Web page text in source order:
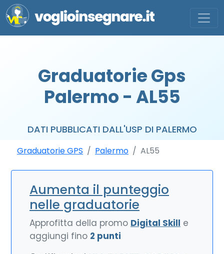
Graduatorie Gps
Palermo - AL55
DATI PUBBLICATI DALL'USP DI PALERMO
Graduatorie GPS Palermo AL55
Aumenta il punteggio
nelle graduatorie
Approfitta della promo Digital Skill e
aggiungi fino 2 punti